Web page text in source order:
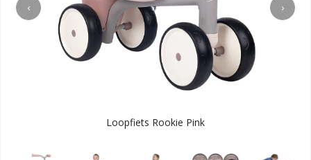
‹ ›
Loopfiets Rookie Pink